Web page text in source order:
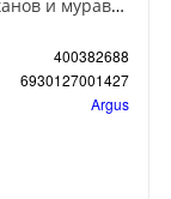
Argus Клеевая ловушка-домик от тараканов и муравьев
400382688
6930127001427
Argus